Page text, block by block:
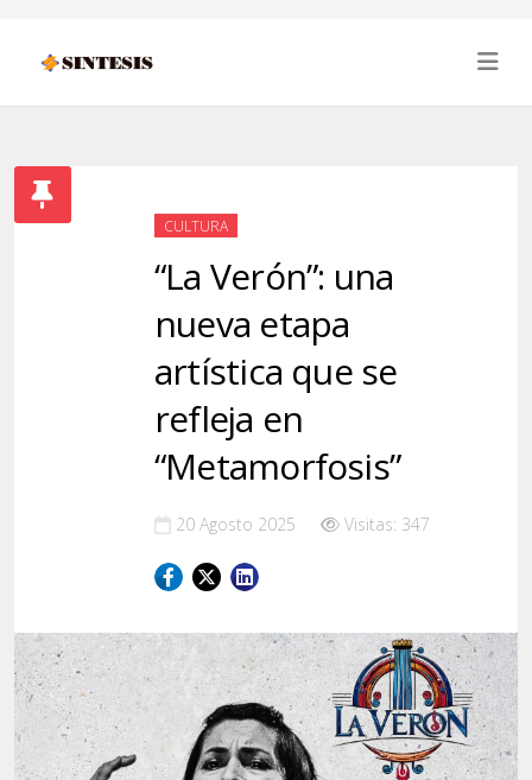
CULTURA
“La Verón”: una
nueva etapa
artística que se
refleja en
“Metamorfosis”
20 Agosto 2025 Visitas: 347